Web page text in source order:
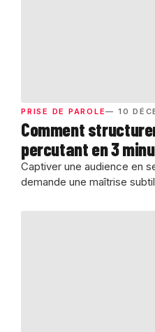
PRISE DE PAROLE— 10
Comment
percutant en 3
Captiver une audience en
demande une maîtrise